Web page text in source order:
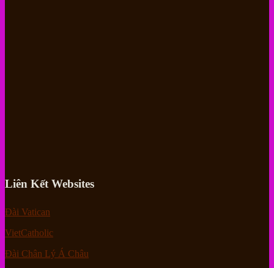
Liên Kết Websites
Đài Vatican
VietCatholic
Đài Chân Lý Á Châu